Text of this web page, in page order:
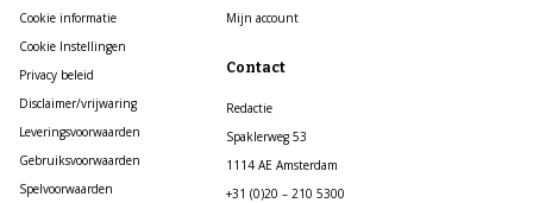
Cookie informatie
Cookie Instellingen
Privacy beleid
Disclaimer/vrijwaring
Leveringsvoorwaarden
Gebruiksvoorwaarden
Spelvoorwaarden
Mijn account
Contact
Redactie
Spaklerweg 53
1114 AE Amsterdam
+31 (0)20 – 210 5300